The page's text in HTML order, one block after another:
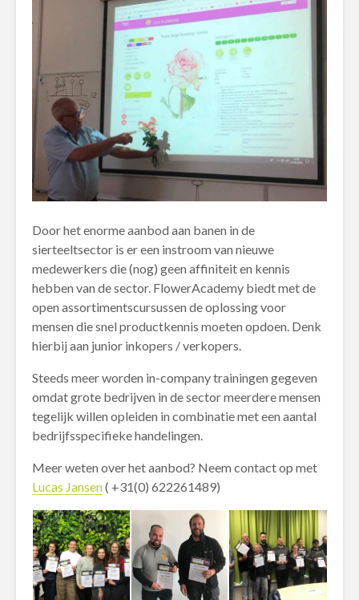
Door het enorme aanbod aan banen in de
sierteeltsector is er een instroom van nieuwe
medewerkers die (nog) geen affiniteit en kennis
hebben van de sector. FlowerAcademy biedt met de
open assortimentscursussen de oplossing voor
mensen die snel productkennis moeten opdoen. Denk
hierbij aan junior inkopers / verkopers.
Steeds meer worden in-company trainingen gegeven
omdat grote bedrijven in de sector meerdere mensen
tegelijk willen opleiden in combinatie met een aantal
bedrijfsspecifieke handelingen.
Meer weten over het aanbod? Neem contact op met
Lucas Jansen( +31(0) 622261489)